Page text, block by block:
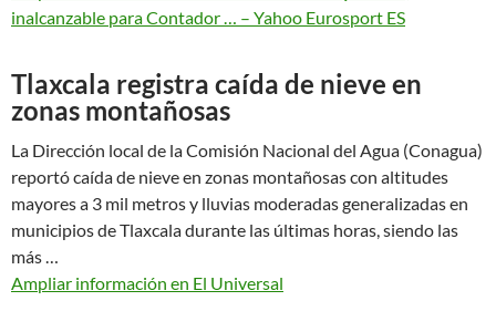
inalcanzable para Contador … – Yahoo Eurosport ES
Tlaxcala registra caída de nieve en
zonas montañosas
La Dirección local de la Comisión Nacional del Agua (Conagua)
reportó caída de nieve en zonas montañosas con altitudes
mayores a 3 mil metros y lluvias moderadas generalizadas en
municipios de Tlaxcala durante las últimas horas, siendo las
más …
Ampliar información en El Universal